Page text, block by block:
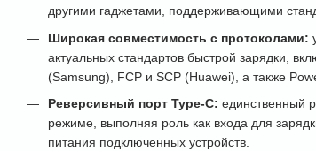
другими гаджетами, поддерживающими
Широкая совместимость с протоколами:
актуальных стандартов быстрой зарядки,
(Samsung), FCP и SCP (Huawei), а также
Реверсивный порт Type-C: единственный
режиме, выполняя роль как входа для
питания подключенных устройств.